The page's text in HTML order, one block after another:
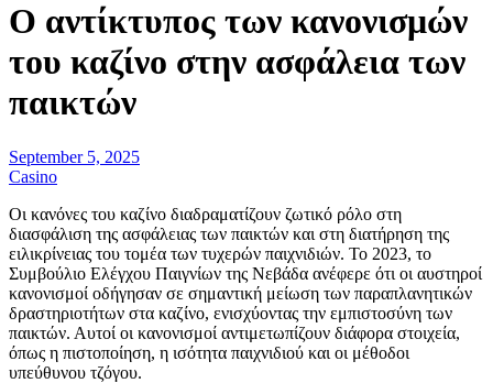
Ο αντίκτυπος των κανονισμών
του καζίνο στην ασφάλεια των
παικτών
September 5, 2025
Casino
Οι κανόνες του καζίνο διαδραματίζουν ζωτικό ρόλο στη
διασφάλιση της ασφάλειας των παικτών και στη διατήρηση της
ειλικρίνειας του τομέα των τυχερών παιχνιδιών. Το 2023, το
Συμβούλιο Ελέγχου Παιγνίων της Νεβάδα ανέφερε ότι οι αυστηροί
κανονισμοί οδήγησαν σε σημαντική μείωση των παραπλανητικών
δραστηριοτήτων στα καζίνο, ενισχύοντας την εμπιστοσύνη των
παικτών. Αυτοί οι κανονισμοί αντιμετωπίζουν διάφορα στοιχεία,
όπως η πιστοποίηση, η ισότητα παιχνιδιού και οι μέθοδοι
υπεύθυνου τζόγου.